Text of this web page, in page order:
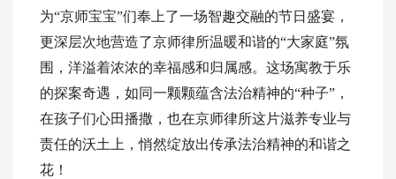
为“京师宝宝”们奉上了一场智趣交融的节日盛宴，
更深层次地营造了京师律所温暖和谐的“大家庭”氛
围
， 洋溢着浓浓的幸福感和归属感。这场寓教于乐
的探案奇遇，如同一颗颗蕴含法治精神的“种子”，
在孩子们心田播撒，也在京师律所这片滋养专业与
责任的沃土上，悄然绽放出传承法治精神的和谐之
花 ！